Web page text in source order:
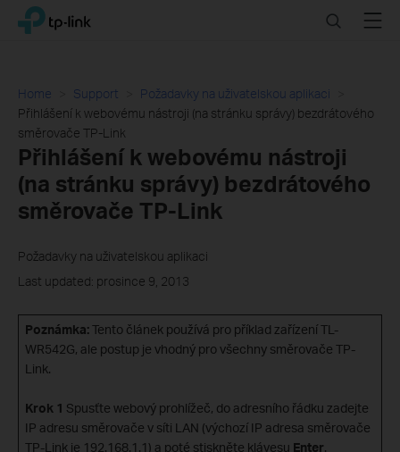
Click
navigation
TP-Link, Reliably Smart SearchMenu
Home Support
Požadavky na uživatelskou aplikaci
Přihlášení k webovému nástroji (na stránku správy) bezdrátového
směrovače TP-Link
Přihlášení k webovému nástroji
(na stránku správy) bezdrátového
směrovače TP-Link
Požadavky na uživatelskou aplikaci
Last updated: prosince 9, 2013
Poznámka:Tento článek používá pro příklad zařízení TL-
WR542G, ale postup je vhodný pro všechny směrovače TP-
Link.
Krok 1 Spusťte webový prohlížeč, do adresního řádku zadejte
IP adresu směrovače v síti LAN (výchozí IP adresa směrovače
TP-Link je 192.168.1.1) a poté stiskněte klávesu Enter.